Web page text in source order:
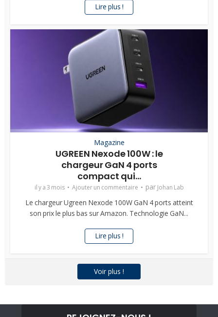
Lire plus !
Magazine
UGREEN Nexode 100W : le
chargeur GaN 4 ports
compact qui...
il y a 3 mois Ajouter un commentaire par Johan Lab
Le chargeur Ugreen Nexode 100W GaN 4 ports atteint
son prix le plus bas sur Amazon. Technologie GaN...
Lire plus !
Voir plus !